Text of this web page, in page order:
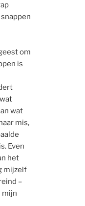
om
is
wat
mis,
Even
het
mijzelf
–
mijn